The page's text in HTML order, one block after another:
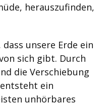
herauszufinden,
unsere Erde ein
sich gibt. Durch
die Verschiebung
ein
unhörbares